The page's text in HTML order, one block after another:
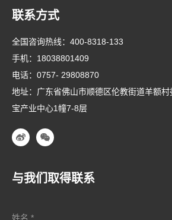
联系方式
全国咨询热线： 400-8318-133
手机： 18038801409
电话： 0757- 29808870
地址：广东省佛山市顺德区伦教街道羊额
宝产业中心1幢7-8层
与我们取得联系